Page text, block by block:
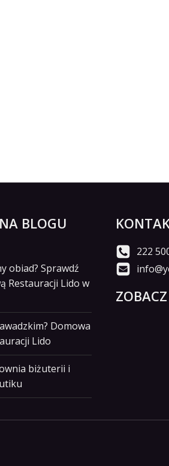
BLOGU
obiad? Sprawdź
Restauracji Lido w
Domowa
Lido
biżuterii i
222